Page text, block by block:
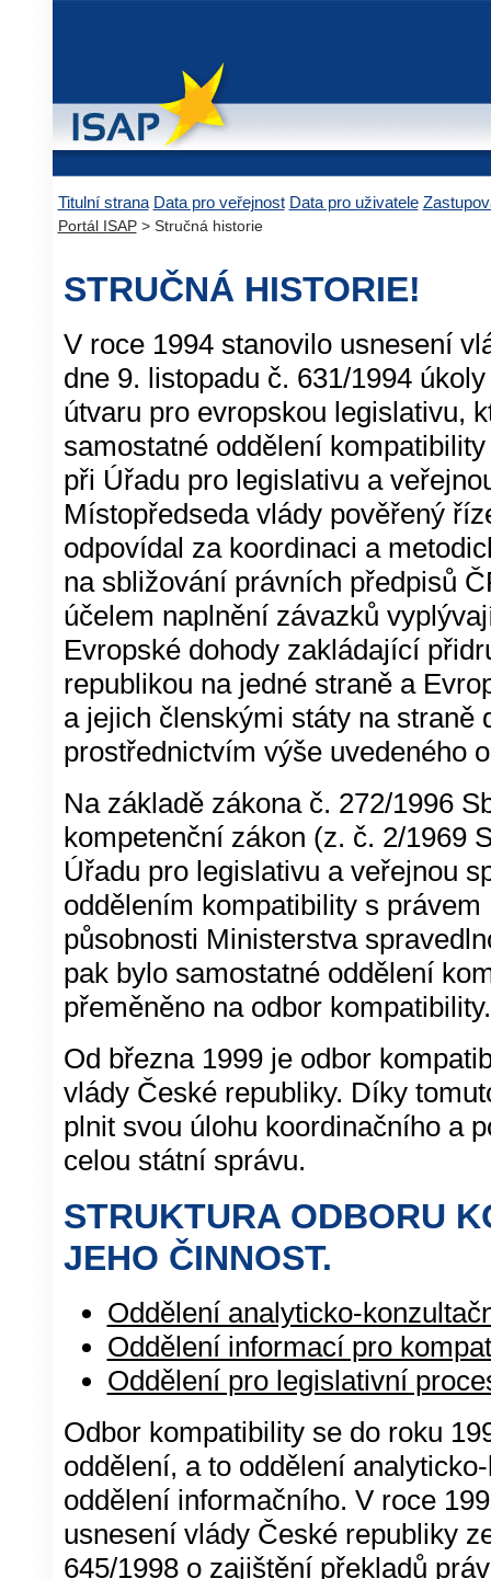
Titulní strana Data pro veřejnost Data pro uživatele
Portál ISAP> Stručná historie
STRUČNÁ HISTORIE!
V roce 1994 stanovilo usnesení
dne 9. listopadu č. 631/1994
útvaru pro evropskou legislativu,
samostatné oddělení
při Úřadu pro legislativu a
Místopředseda vlády pověřený
odpovídal za koordinaci a
na sbližování právních předpisů
účelem naplnění závazků
Evropské dohody zakládající
republikou na jedné straně a
a jejich členskými státy na straně
prostřednictvím výše uvedeného
Na základě zákona č. 272/1996
kompetenční zákon (z. č. 2/1969
Úřadu pro legislativu a veřejnou
oddělením kompatibility s právem
působnosti Ministerstva
pak bylo samostatné oddělení
přeměněno na odbor kompatibility.
Od března 1999 je odbor
vlády České republiky. Díky
plnit svou úlohu koordinačního a
celou státní správu.
STRUKTURA ODBORU
JEHO ČINNOST.
Oddělení analyticko-
Oddělení informací pro
Oddělení pro legislativní
Odbor kompatibility se do roku
oddělení, a to oddělení
oddělení informačního. V roce
usnesení vlády České republiky
645/1998 o zajištění překladů